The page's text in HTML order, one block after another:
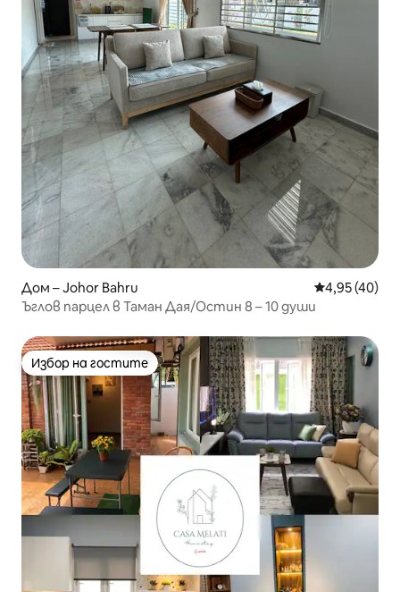
Дом – Johor Bahru Средна
4,95 (40)
Ъглов парцел в Таман Дая/Остин 8 – 10 души
Избор на гостите
Избор на гостите